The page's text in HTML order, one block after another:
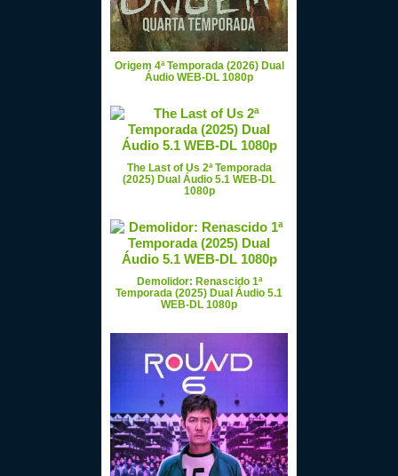
Origem 4ª Temporada (2026) Dual
Áudio WEB-DL 1080p
The Last of Us 2ª Temporada
(2025) Dual Áudio 5.1 WEB-DL
1080p
Demolidor: Renascido 1ª
Temporada (2025) Dual Áudio 5.1
WEB-DL 1080p